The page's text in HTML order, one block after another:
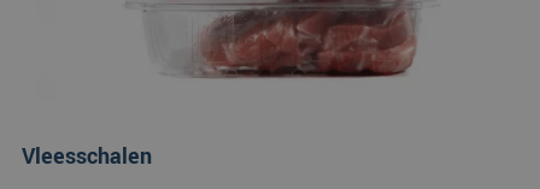
Vleesschalen